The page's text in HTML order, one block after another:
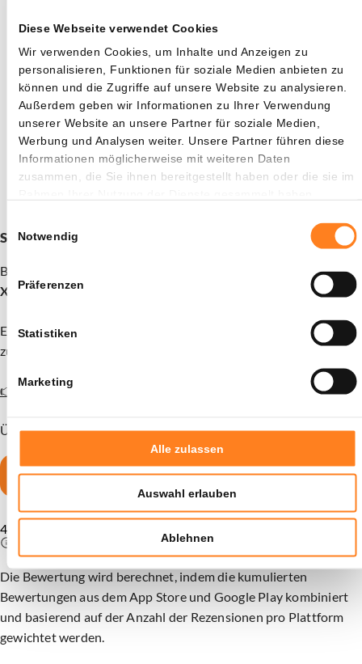
Diese Webseite verwendet Cookies
Wir verwenden Cookies, um Inhalte und Anzeigen zu
personalisieren, Funktionen für soziale Medien anbieten zu
können und die Zugriffe auf unsere Website zu analysieren.
Außerdem geben wir Informationen zu Ihrer Verwendung
unserer Website an unsere Partner für soziale Medien,
Werbung und Analysen weiter. Unsere Partner führen diese
Informationen möglicherweise mit weiteren Daten
zusammen, die Sie ihnen bereitgestellt haben oder die sie im
Notwendig
Präferenzen
Statistiken
Marketing
Alle zulassen
Auswahl erlauben
Ablehnen
Positionen im Wert von mehreren Millionen Dollar wurden
liquidiert, als der Kurs anstieg.
Ein Short ist eine Wette auf einen fallenden Preis. Steigt der
Kurs jedoch, werden diese Positionen automatisch
geschlossen, da Händler ihre Coins zurückkaufen müssen.
Dies löst einen Schneeballeffekt aus, bei dem jeder
erzwungene Rückkauf den Preis weiter in die Höhe treibt.
Schon deine 15 XRP als Willkommensbonus beansprucht?
Bitvavo in Zusammenarbeit mit Newsbit bietet dir aktuell15
XRP als Geschenk
. Die Aktion ist nur für kurze Zeit gültig.
Eröffne ein Konto und zahle mindestens 30€ ein, um den Bonus
zu erhalten.
👉 Konto eröffnen und 15 XRP gratis erhalten
Über 1,5 Millionen Nutzer vertrauen bereits auf Bitvavo.
15 XRP sichern
Sie werden weitergeleitet zu
4,5
Die Bewertung wird berechnet, indem die kumulierten
Bewertungen aus dem App Store und Google Play kombiniert
und basierend auf der Anzahl der Rezensionen pro Plattform
gewichtet werden.